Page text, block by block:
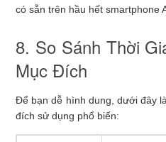
có sẵn trên hầu hết smartphone
8. So Sánh Thời
Mục Đích
Để bạn dễ hình dung, dưới đây
đích sử dụng phổ biến: